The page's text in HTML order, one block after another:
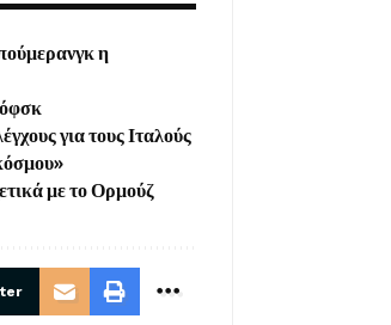
η
για τους Ιταλούς
με το Ορμούζ